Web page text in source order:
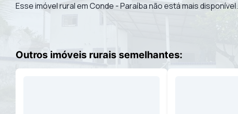
Esse imóvel rural em Conde - Paraíba não está mais disponível.
Outros imóveis rurais semelhantes: